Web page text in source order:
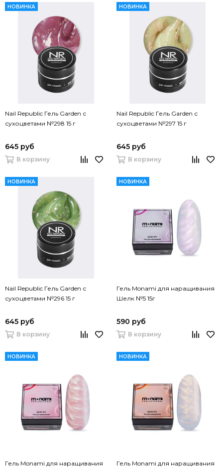
НОВИНКА
Nail Republic Гель Garden с
сухоцветами №298 15 г
645 руб
В корзину
НОВИНКА
Nail Republic Гель Garden с
сухоцветами №297 15 г
645 руб
В корзину
НОВИНКА
Nail Republic Гель Garden с
сухоцветами №296 15 г
645 руб
В корзину
НОВИНКА
Гель Monami для наращивания
Шелк №5 15г
590 руб
В корзину
НОВИНКА
Гель Monami для наращивания
НОВИНКА
Гель Monami для наращивания